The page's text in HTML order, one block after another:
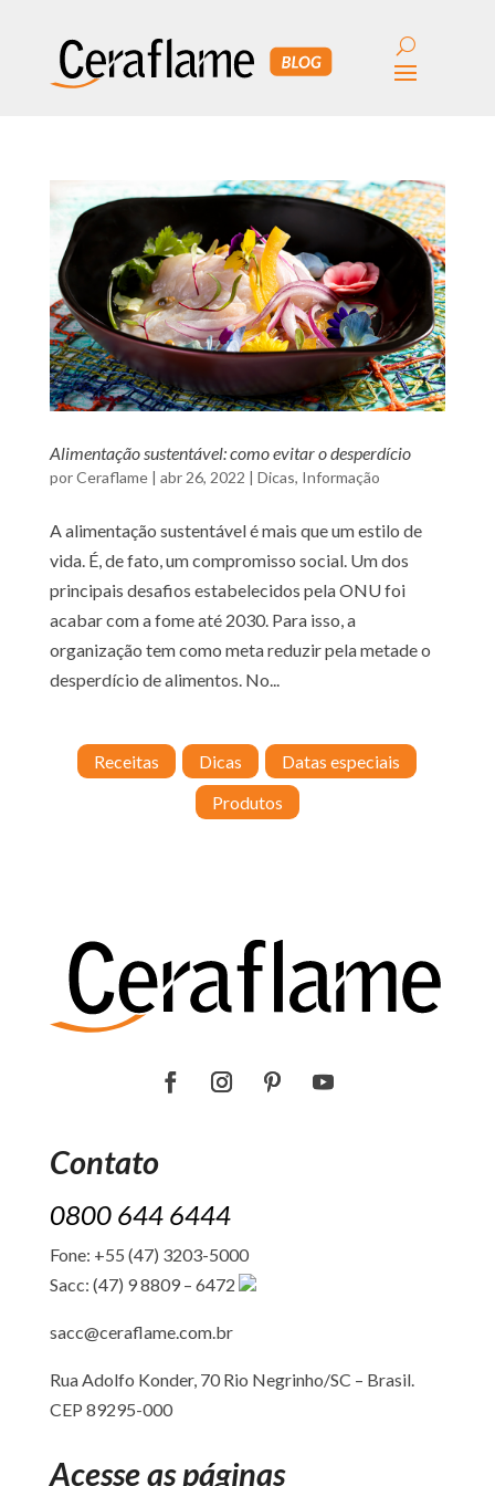
Alimentação sustentável: como evitar o desperdício
porCeraflame| abr 26, 2022 | Dicas, Informação
A alimentação sustentável é mais que um estilo de
vida. É, de fato, um compromisso social. Um dos
principais desafios estabelecidos pela ONU foi
acabar com a fome até 2030. Para isso, a
organização tem como meta reduzir pela metade o
desperdício de alimentos. No...
Receitas Dicas
Datas especiais
Produtos
Contato
0800 644 6444
Fone: +55 (47) 3203-5000
Sacc: (47) 9 8809 – 6472
sacc@ceraflame.com.br
Rua Adolfo Konder, 70 Rio Negrinho/SC – Brasil.
CEP 89295-000
Acesse as páginas